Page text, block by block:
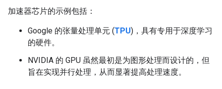
加速器芯片的示例包括：
Google 的张量处理单元 (TPU)，具有专用于深度学习
的硬件。
NVIDIA 的 GPU 虽然最初是为图形处理而设计的，但
旨在实现并行处理，从而显著提高处理速度。